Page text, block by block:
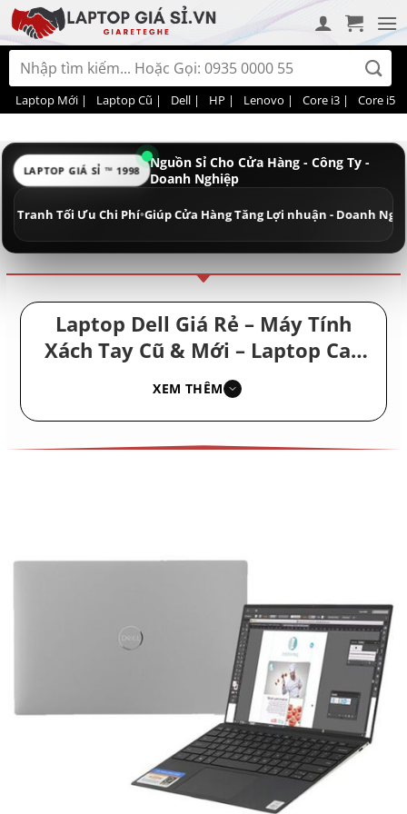
Bỏ
qua
nội
dung
Tìm
kiếm:
Laptop Mới | Laptop Cũ | Dell | HP | Lenovo | Core i3 | Core i5 |
Điều hướng Phân loại
LAPTOP GIÁ SỈ ™ 1998 Nguồn Sỉ Cho Cửa Hàng - Công Ty -
Doanh Nghiệp
Tối Ưu Chi Phí• Giúp Cửa Hàng Tăng Lợi nhuận - Doanh Nghiệp Tiết
Laptop Dell Giá Rẻ – Máy Tính
Xách Tay Cũ & Mới – Laptop Cao
Cấp Sang Đẹp – Laptop Hiệu Năng
Mạnh Giá Rẻ
XEM THÊM